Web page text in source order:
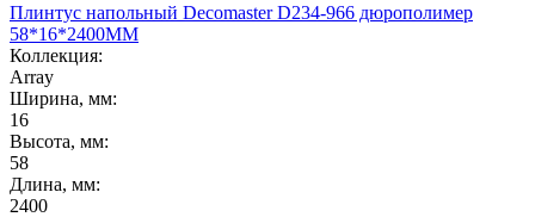
Плинтус напольный Decomaster D234-966 дюрополимер
58*16*2400ММ
Коллекция:
Array
Ширина, мм:
16
Высота, мм:
58
Длина, мм:
2400